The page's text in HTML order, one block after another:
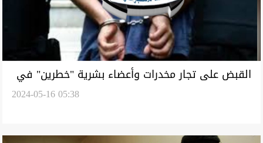
القبض على تجار مخدرات وأعضاء بشرية "خطرين" في
2024-05-16 05:38